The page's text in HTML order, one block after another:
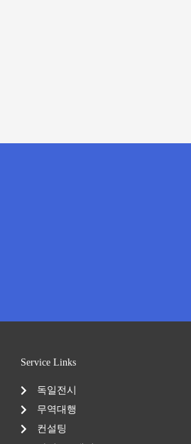
Service Links
독일전시
무역대행
컨설팅